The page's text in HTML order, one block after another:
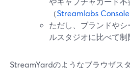
（Streamlabs
ただし、ブランドや
ルスタジオに比べて制
StreamYardのようなブラウザス